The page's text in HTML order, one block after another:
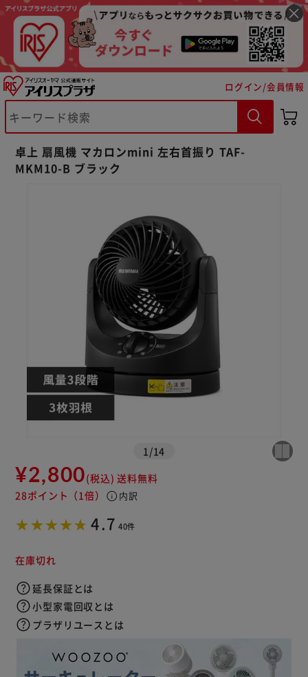
ログイン/会員情報
卓上 扇風機 マカロンmini 左右首振り TAF-
MKM10-B ブラック
1 /14
¥2,800(税込) 送料無料
28ポイント （1倍） info 内訳
4.7 40件
在庫切れ
延長保証とは
小型家電回収とは
プラザリユースとは
※ご確認ください
カートに入れる